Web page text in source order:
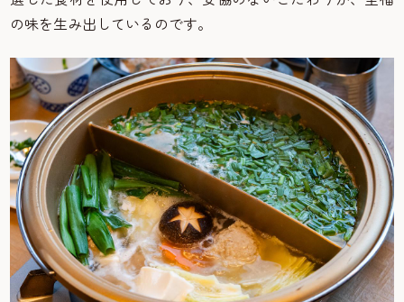
の味を生み出しているのです。